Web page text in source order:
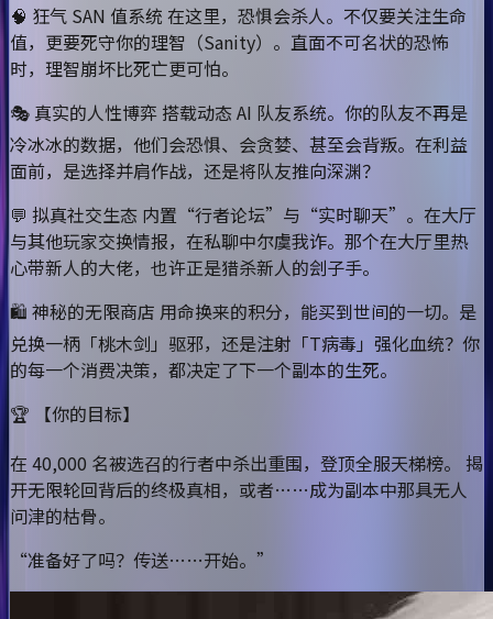
🧠 狂气 SAN 值系统 在这里，恐惧会杀人。不仅要关注生命
值，更要死守你的理智（Sanity）。直面不可名状的恐怖
时，理智崩坏比死亡更可怕。
🎭 真实的人性博弈 搭载动态 AI 队友系统。你的队友不再是
冷冰冰的数据，他们会恐惧、会贪婪、甚至会背叛。在利益
面前，是选择并肩作战，还是将队友推向深渊？
💬 拟真社交生态 内置“行者论坛”与“实时聊天”。在大厅
与其他玩家交换情报，在私聊中尔虞我诈。那个在大厅里热
心带新人的大佬，也许正是猎杀新人的刽子手。
🛍️ 神秘的无限商店 用命换来的积分，能买到世间的一切。是
兑换一柄「桃木剑」驱邪，还是注射「T病毒」强化血统？你
的每一个消费决策，都决定了下一个副本的生死。
🏆 【你的目标】
在 40,000 名被选召的行者中杀出重围，登顶全服天梯榜。 揭
开无限轮回背后的终极真相，或者……成为副本中那具无人
问津的枯骨。
“准备好了吗？传送……开始。”